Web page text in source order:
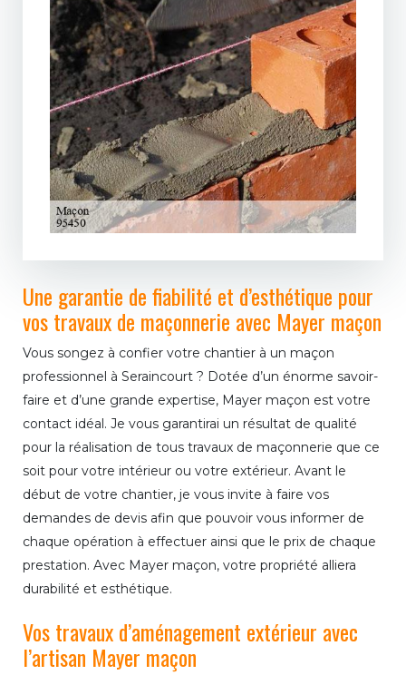
Une garantie de fiabilité et d’esthétique pour
vos travaux de maçonnerie avec Mayer maçon
Vous songez à confier votre chantier à un maçon
professionnel à Seraincourt ? Dotée d’un énorme savoir-
faire et d’une grande expertise, Mayer maçon est votre
contact idéal. Je vous garantirai un résultat de qualité
pour la réalisation de tous travaux de maçonnerie que ce
soit pour votre intérieur ou votre extérieur. Avant le
début de votre chantier, je vous invite à faire vos
demandes de devis afin que pouvoir vous informer de
chaque opération à effectuer ainsi que le prix de chaque
prestation. Avec Mayer maçon, votre propriété alliera
durabilité et esthétique.
Vos travaux d’aménagement extérieur avec
l’artisan Mayer maçon